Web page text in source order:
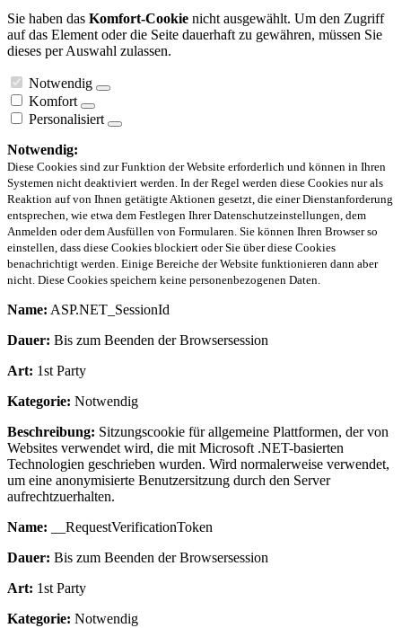
Sie haben das Komfort-Cookie nicht ausgewählt. Um den Zugriff
auf das Element oder die Seite dauerhaft zu gewähren, müssen Sie
dieses per Auswahl zulassen.
Notwendig
Komfort
Personalisiert
Notwendig:
Diese Cookies sind zur Funktion der Website erforderlich und können in Ihren
Systemen nicht deaktiviert werden. In der Regel werden diese Cookies nur als
Reaktion auf von Ihnen getätigte Aktionen gesetzt, die einer Dienstanforderung
entsprechen, wie etwa dem Festlegen Ihrer Datenschutzeinstellungen, dem
Anmelden oder dem Ausfüllen von Formularen. Sie können Ihren Browser so
einstellen, dass diese Cookies blockiert oder Sie über diese Cookies
benachrichtigt werden. Einige Bereiche der Website funktionieren dann aber
nicht. Diese Cookies speichern keine personenbezogenen Daten.
Name: ASP.NET_SessionId
Dauer: Bis zum Beenden der Browsersession
Art: 1st Party
Kategorie: Notwendig
Beschreibung: Sitzungscookie für allgemeine Plattformen, der von
Websites verwendet wird, die mit Microsoft .NET-basierten
Technologien geschrieben wurden. Wird normalerweise verwendet,
um eine anonymisierte Benutzersitzung durch den Server
aufrechtzuerhalten.
Name: __RequestVerificationToken
Dauer: Bis zum Beenden der Browsersession
Art: 1st Party
Kategorie: Notwendig